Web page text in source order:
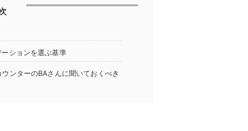
ーションを選ぶ基準
ンターのBAさんに聞いておくべき